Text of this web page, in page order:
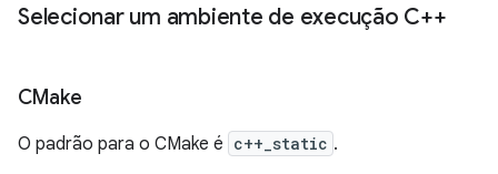
Selecionar um ambiente de execução C++
CMake
O padrão para o CMake é c++_static .